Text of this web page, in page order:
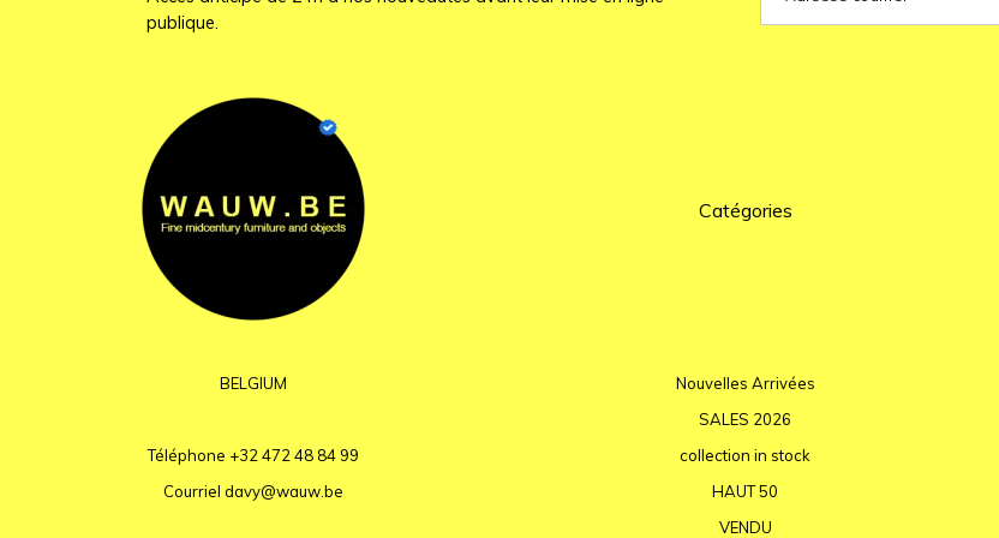
publique.
BELGIUM
Téléphone +32 472 48 84 99
Courriel davy@wauw.be
Catégories
Nouvelles Arrivées
SALES 2026
collection in stock
HAUT 50
VENDU